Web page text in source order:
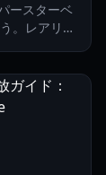
ースターベ
。レアリテ